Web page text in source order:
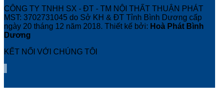
CÔNG TY TNHH SX - ĐT - TM NỘI THẤT THUẬN PHÁT
MST: 3702731045 do Sở KH & ĐT Tỉnh Bình Dương cấp
ngày 20 tháng 12 năm 2018. Thiết kế bởi: Hoà Phát Bình
Dương
KẾT NỐI VỚI CHÚNG TÔI